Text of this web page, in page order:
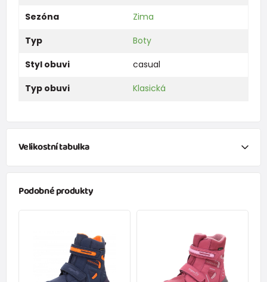
Sezóna
Zima
Typ
Boty
Styl obuvi
casual
Typ obuvi
Klasická
Velikostní tabulka
Chci vypočítat velikosti obuvi na základězměření délky
chodidla.
Klikněte na červený anglicky psaný text níže a otevře se vám
nové okno s přesným výpočtem velikosti obuvi.
Podobné produkty